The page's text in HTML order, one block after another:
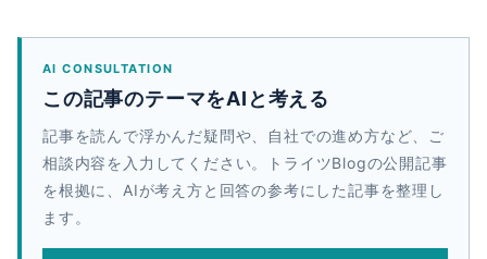
AI CONSULTATION
この記事のテーマをAIと考える
記事を読んで浮かんだ疑問や、自社での進め方など、ご
相談内容を入力してください。トライツBlogの公開記事
を根拠に、AIが考え方と回答の参考にした記事を整理し
ます。